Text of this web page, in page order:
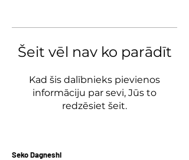
Šeit vēl nav ko parādīt
Kad šis dalībnieks pievienos
informāciju par sevi, Jūs to
redzēsiet šeit.
Seko Dagneshi